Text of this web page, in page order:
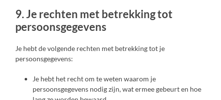
9. Je rechten met betrekking tot
persoonsgegevens
Je hebt de volgende rechten met betrekking tot je
persoonsgegevens:
Je hebt het recht om te weten waarom je
persoonsgegevens nodig zijn, wat ermee gebeurt en hoe